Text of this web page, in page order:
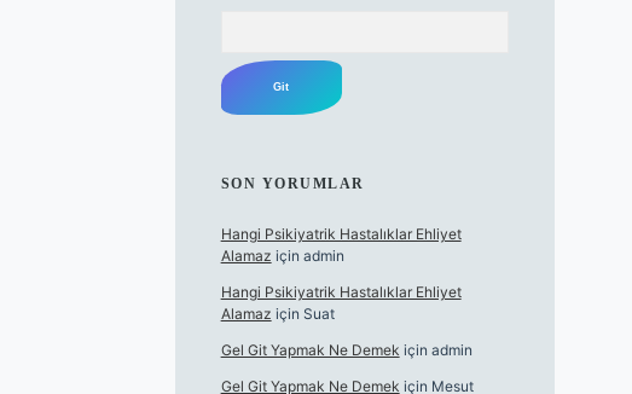
SON YORUMLAR
Hangi Psikiyatrik Hastalıklar Ehliyet
Alamaz için admin
Hangi Psikiyatrik Hastalıklar Ehliyet
Alamaz için Suat
Gel Git Yapmak Ne Demek için admin
Gel Git Yapmak Ne Demek için Mesut